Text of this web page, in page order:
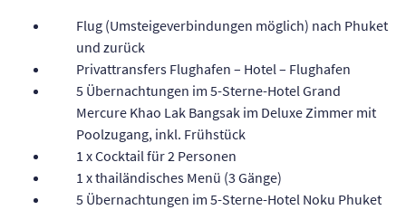
Flug (Umsteigeverbindungen möglich) nach Phuket
und zurück
Privattransfers Flughafen – Hotel – Flughafen
5 Übernachtungen im 5-Sterne-Hotel Grand
Mercure Khao Lak Bangsak im Deluxe Zimmer mit
Poolzugang, inkl. Frühstück
1 x Cocktail für 2 Personen
1 x thailändisches Menü (3 Gänge)
5 Übernachtungen im 5-Sterne-Hotel Noku Phuket